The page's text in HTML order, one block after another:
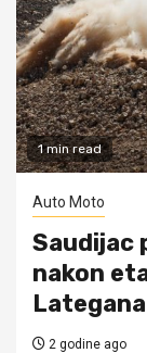
1 min read
Auto Moto
Saudijac
nakon
Lategana
2 godine ago